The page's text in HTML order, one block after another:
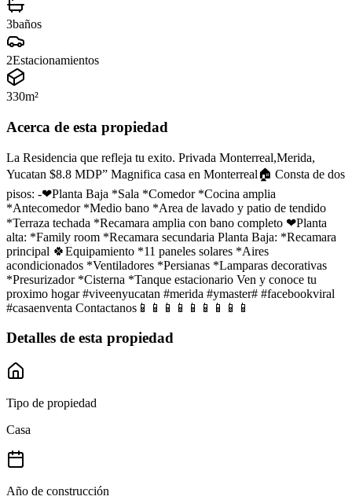
3baños
2Estacionamientos
330m²
Acerca de esta propiedad
La Residencia que refleja tu exito. Privada Monterreal,Merida,
Yucatan $8.8 MDP” Magnifica casa en Monterreal🏠 Consta de dos
pisos: -❤Planta Baja *Sala *Comedor *Cocina amplia
*Antecomedor *Medio bano *Area de lavado y patio de tendido
*Terraza techada *Recamara amplia con bano completo ❤Planta
alta: *Family room *Recamara secundaria Planta Baja: *Recamara
principal 🍀Equipamiento *11 paneles solares *Aires
acondicionados *Ventiladores *Persianas *Lamparas decorativas
*Presurizador *Cisterna *Tanque estacionario Ven y conoce tu
proximo hogar #viveenyucatan #merida #ymaster# #facebookviral
#casaenventa Contactanos📱📱📱📱📱📱📱📱📱
Detalles de esta propiedad
Tipo de propiedad
Casa
Año de construcción